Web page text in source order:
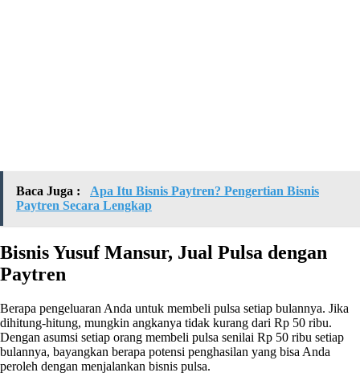
Baca Juga :
Apa Itu Bisnis Paytren? Pengertian Bisnis
Paytren Secara Lengkap
Bisnis Yusuf Mansur, Jual Pulsa dengan
Paytren
Berapa pengeluaran Anda untuk membeli pulsa setiap bulannya. Jika
dihitung-hitung, mungkin angkanya tidak kurang dari Rp 50 ribu.
Dengan asumsi setiap orang membeli pulsa senilai Rp 50 ribu setiap
bulannya, bayangkan berapa potensi penghasilan yang bisa Anda
peroleh dengan menjalankan bisnis pulsa.